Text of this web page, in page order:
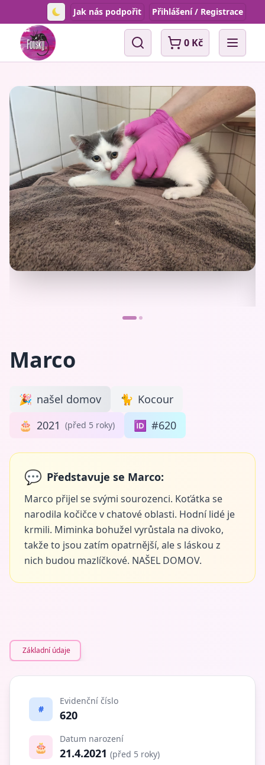
Toggle theme
Jak nás podpořit Přihlášení / Registrace
Vyhledávání0 Kč Open
Marco
🎉 našel domov 🐈 Kocour
🎂 2021 (před 5 roky) 🆔 #620
💬 Představuje se Marco:
Marco přijel se svými sourozenci. Koťátka se
narodila kočičce v chatové oblasti. Hodní lidé je
krmili. Miminka bohužel vyrůstala na divoko,
takže to jsou zatím opatrnější, ale s láskou z
nich budou mazlíčkové. NAŠEL DOMOV.
Základní údaje
#
Evidenční číslo
620
🎂
Datum narození
21.4.2021 (před 5 roky)